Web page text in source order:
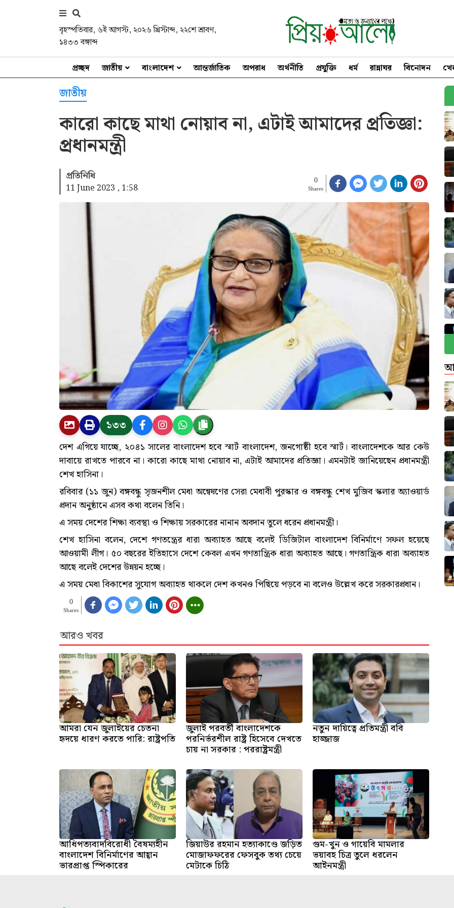
বৃহস্পতিবার, ৬ই আগস্ট, ২০২৬ খ্রিস্টাব্দ, ২২শে শ্রাবণ,
১৪৩৩ বঙ্গাব্দ
প্রচ্ছদ জাতীয় বাংলাদেশ আন্তর্জাতিক অপরাধ অর্থনীতি প্রযুক্তি ধর্ম রান্নাঘর বিনোদন
জাতীয়
কারো কাছে মাথা নোয়াব না, এটাই আমাদের প্রতিজ্ঞা:
প্রধানমন্ত্রী
প্রতিনিধি
11 June 2023 , 1:58
0
Shares
১৩৩
দেশ এগিয়ে যাচ্ছে, ২০৪১ সালের বাংলাদেশ হবে স্মার্ট বাংলাদেশ, জনগোষ্ঠী হবে স্মার্ট। বাংলাদেশকে আর কেউ
দাবায়ে রাখতে পারবে না। কারো কাছে মাথা নোয়াব না, এটাই আমাদের প্রতিজ্ঞা। এমনটাই জানিয়েছেন প্রধানমন্ত্রী
শেখ হাসিনা।
রবিবার (১১ জুন) বঙ্গবন্ধু সৃজনশীল মেধা অন্বেষণের সেরা মেধাবী পুরস্কার ও বঙ্গবন্ধু শেখ মুজিব স্কলার অ্যাওয়ার্ড
প্রদান অনুষ্ঠানে এসব কথা বলেন তিনি।
এ সময় দেশের শিক্ষা ব্যবস্থা ও শিক্ষায় সরকারের নানান অবদান তুলে ধরেন প্রধানমন্ত্রী।
শেখ হাসিনা বলেন, দেশে গণতন্ত্রের ধারা অব্যাহত আছে বলেই ডিজিটাল বাংলাদেশ বিনির্মাণে সফল হয়েছে
আওয়ামী লীগ। ৫০ বছরের ইতিহাসে দেশে কেবল এখন গণতান্ত্রিক ধারা অব্যাহত আছে। গণতান্ত্রিক ধারা অব্যাহত
আছে বলেই দেশের উন্নয়ন হচ্ছে।
এ সময় মেধা বিকাশের সুযোগ অব্যাহত থাকলে দেশ কখনও পিছিয়ে পড়বে না বলেও উল্লেখ করে সরকারপ্রধান।
0
Shares
আরও খবর
আমরা যেন জুলাইয়ের চেতনা
হৃদয়ে ধারণ করতে পারি: রাষ্ট্রপতি
জুলাই পরবর্তী বাংলাদেশকে
পরনির্ভরশীল রাষ্ট্র হিসেবে দেখতে
চায় না সরকার : পররাষ্ট্রমন্ত্রী
নতুন দায়িত্বে প্রতিমন্ত্রী ববি
হাজ্জাজ
আধিপত্যবাদবিরোধী বৈষম্যহীন
বাংলাদেশ বিনির্মাণের আহ্বান
ভারপ্রাপ্ত স্পিকারের
জিয়াউর রহমান হত্যাকাণ্ডে জড়িত
মোজাফফরের ফেসবুক তথ্য চেয়ে
মেটাকে চিঠি
গুম-খুন ও গায়েবি মামলার
ভয়াবহ চিত্র তুলে ধরলেন
আইনমন্ত্রী